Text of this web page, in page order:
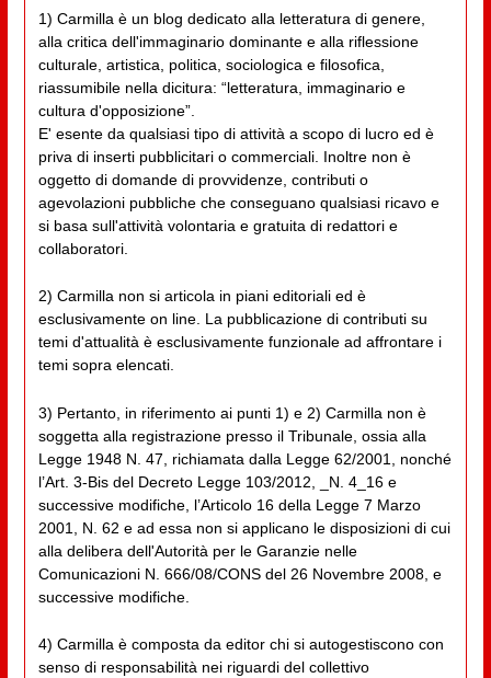
1) Carmilla è un blog dedicato alla letteratura di genere,
alla critica dell'immaginario dominante e alla riflessione
culturale, artistica, politica, sociologica e filosofica,
riassumibile nella dicitura: “letteratura, immaginario e
cultura d'opposizione”.
E' esente da qualsiasi tipo di attività a scopo di lucro ed è
priva di inserti pubblicitari o commerciali. Inoltre non è
oggetto di domande di provvidenze, contributi o
agevolazioni pubbliche che conseguano qualsiasi ricavo e
si basa sull'attività volontaria e gratuita di redattori e
collaboratori.
2) Carmilla non si articola in piani editoriali ed è
esclusivamente on line. La pubblicazione di contributi su
temi d'attualità è esclusivamente funzionale ad affrontare i
temi sopra elencati.
3) Pertanto, in riferimento ai punti 1) e 2) Carmilla non è
soggetta alla registrazione presso il Tribunale, ossia alla
Legge 1948 N. 47, richiamata dalla Legge 62/2001, nonché
l’Art. 3-Bis del Decreto Legge 103/2012, _N. 4_16 e
successive modifiche, l’Articolo 16 della Legge 7 Marzo
2001, N. 62 e ad essa non si applicano le disposizioni di cui
alla delibera dell'Autorità per le Garanzie nelle
Comunicazioni N. 666/08/CONS del 26 Novembre 2008, e
successive modifiche.
4) Carmilla è composta da editor chi si autogestiscono con
senso di responsabilità nei riguardi del collettivo